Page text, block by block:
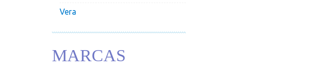
Vera
MARCAS